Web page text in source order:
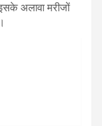
अलावा मरीजों